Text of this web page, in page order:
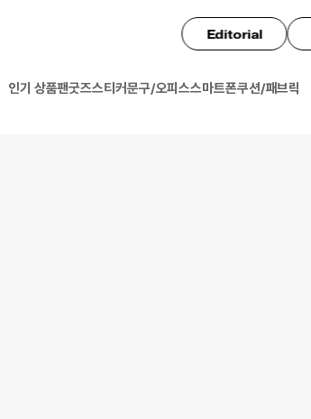
Editorial
인기 상품팬굿즈스티커문구/오피스스마트폰쿠션/패브릭